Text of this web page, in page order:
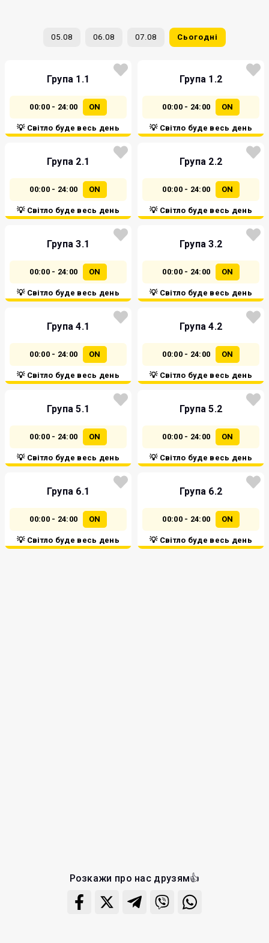
05.08 06.08 07.08 Сьогодні
Група 1.1
00:00 - 24:00 ON
💡 Світло буде весь день
Група 1.2
00:00 - 24:00 ON
💡 Світло буде весь день
Група 2.1
00:00 - 24:00 ON
💡 Світло буде весь день
Група 2.2
00:00 - 24:00 ON
💡 Світло буде весь день
Група 3.1
00:00 - 24:00 ON
💡 Світло буде весь день
Група 3.2
00:00 - 24:00 ON
💡 Світло буде весь день
Група 4.1
00:00 - 24:00 ON
💡 Світло буде весь день
Група 4.2
00:00 - 24:00 ON
💡 Світло буде весь день
Група 5.1
00:00 - 24:00 ON
💡 Світло буде весь день
Група 5.2
00:00 - 24:00 ON
💡 Світло буде весь день
Група 6.1
00:00 - 24:00 ON
💡 Світло буде весь день
Група 6.2
00:00 - 24:00 ON
💡 Світло буде весь день
Розкажи про нас друзям👍